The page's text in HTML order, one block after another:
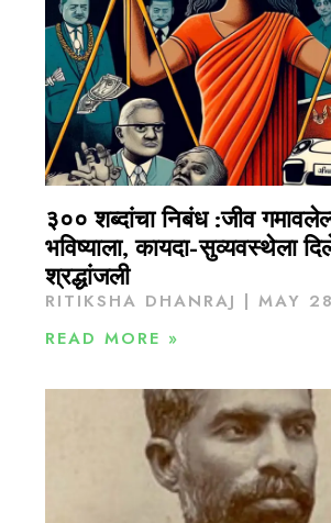
३०० शब्दांचा निबंध :जीव
भविष्याला, कायदा-सुव्यवस्थेला
श्रद्धांजली
RITIKSHA DHANRAJ
MAY
READ MORE »